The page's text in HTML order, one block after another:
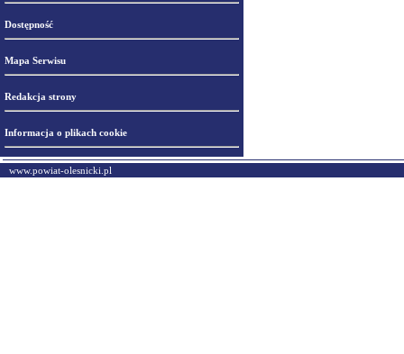
Dostępność
Mapa Serwisu
Redakcja strony
Informacja o plikach cookie
www.powiat-olesnicki.pl